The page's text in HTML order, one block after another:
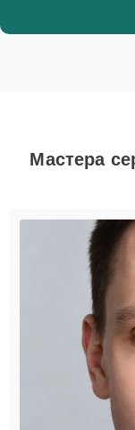
Мастера